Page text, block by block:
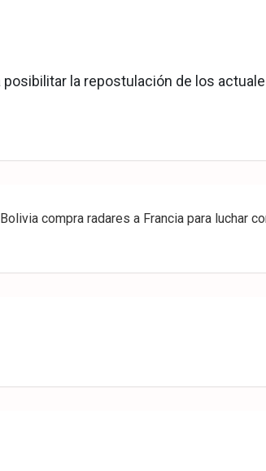
la repostulación de los
Bolivia compra radares a Francia para luchar